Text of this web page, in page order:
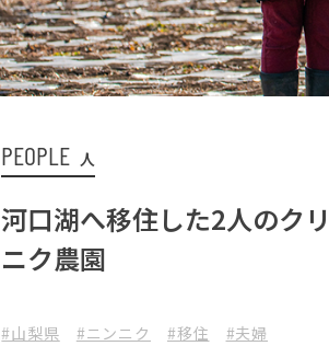
PEOPLE 人
河口湖へ移住した2人のク
ニク農園
#山梨県 #ニンニク #移住 #夫婦